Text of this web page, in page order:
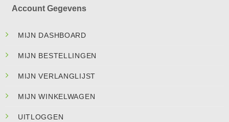
Account Gegevens
MIJN DASHBOARD
MIJN BESTELLINGEN
MIJN VERLANGLIJST
MIJN WINKELWAGEN
UITLOGGEN